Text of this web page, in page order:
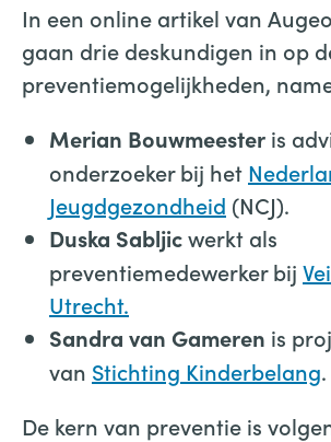
In een online artikel van
gaan drie deskundigen in op
preventiemogelijkheden,
Merian Bouwmeester is
onderzoeker bij het
Jeugdgezondheid (NCJ).
Duska Sabljicwerkt als
preventiemedewerker bij
Utrecht.
Sandra van Gameren is
van Stichting Kinderbelang.
De kern van preventie is